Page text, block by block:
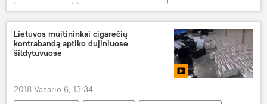
Iskander
Lietuvos muitininkai cigarečių
kontrabandą aptiko dujiniuose
šildytuvuose
2018 Vasario 6, 13:34